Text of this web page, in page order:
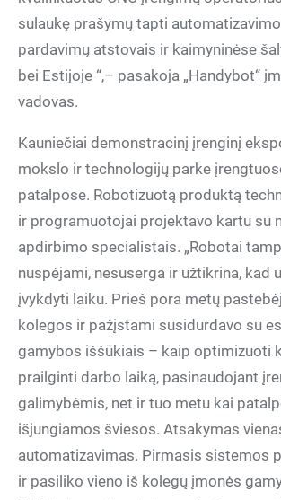
sulaukę prašymų tapti
pardavimų atstovais ir kaimyninėse
bei Estijoje “,– pasakoja „Handybot“
vadovas.
Kauniečiai demonstracinį įrenginį
mokslo ir technologijų parke
patalpose. Robotizuotą produktą
ir programuotojai projektavo kartu su
apdirbimo specialistais. „Robotai
nuspėjami, nesuserga ir užtikrina, kad
įvykdyti laiku. Prieš pora metų
kolegos ir pažįstami susidurdavo su
gamybos iššūkiais – kaip optimizuoti
prailginti darbo laiką, pasinaudojant
galimybėmis, net ir tuo metu kai
išjungiamos šviesos. Atsakymas
automatizavimas. Pirmasis sistemos
ir pasiliko vieno iš kolegų įmonės